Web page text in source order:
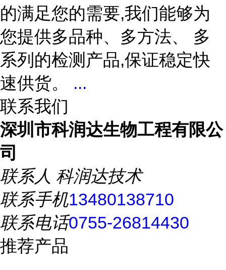
的满足您的需要,我们能够为
您提供多品种、多方法、 多
系列的检测产品,保证稳定快
速供货。 ...
联系我们
深圳市科润达生物工程有限公
司
联系人 科润达技术
联系手机13480138710
联系电话0755-26814430
推荐产品